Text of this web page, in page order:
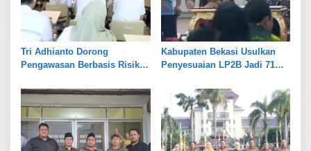
Tri Adhianto Dorong
Pengawasan Berbasis Risiko,
Kelola
Kabupaten Bekasi Usulkan
Penyesuaian LP2B Jadi 71
Industri dan Pertanian